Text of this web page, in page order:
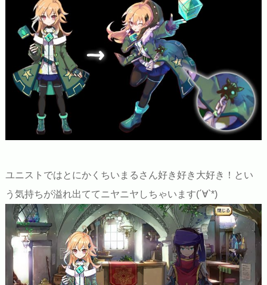
ユニストではとにかくちいまるさん好き好き大好き！とい
う気持ちが溢れ出ててニヤニヤしちゃいます(´∀`*)